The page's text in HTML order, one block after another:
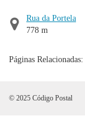
Rua da Portela
778 m
Páginas Relacionadas:
© 2025 Código Postal